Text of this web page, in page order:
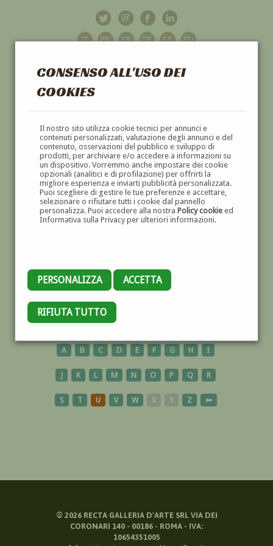
CONSENSO ALL'USO DEI
COOKIES
Il nostro sito utilizza cookie tecnici per annunci e
contenuti personalizzati, valutazione degli annunci e del
contenuto, osservazioni del pubblico e sviluppo di
prodotti, per archiviare e/o accedere a informazioni su
un dispositivo. Vorremmo anche impostare dei cookie
opzionali (analitici e di profilazione) per offrirti la
migliore esperienza e inviarti pubblicità personalizzata.
Puoi scegliere di gestire le tue preferenze e accettare,
selezionare o rifiutare tutti i cookie dal pannello
personalizza. Puoi accedere alla nostra Policy cookieed
Informativa sulla Privacy per ulteriori informazioni.
PERSONALIZZA ACCETTA
RIFIUTA TUTTO
GALLERIAD'ARTE
DIPINTI E SCULTURE '800 E '900
OPERE
A B C D E F G H I
J K L M N O P Q R
S T U V W X Y Z ⬅
© 2026RECTA GALLERIA D'ARTE SRL VIA DEI
CORONARI 140 - 00186 - ROMA - IVA:
10654351005